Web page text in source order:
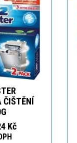
ČIŠTĚNÍ
Kč